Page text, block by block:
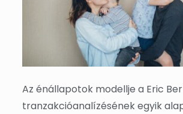
Az énállapotok modellje a Eric
tranzakcióanalízésének egyik